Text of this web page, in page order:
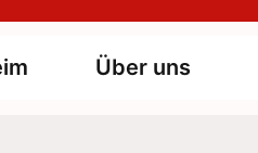
Über uns